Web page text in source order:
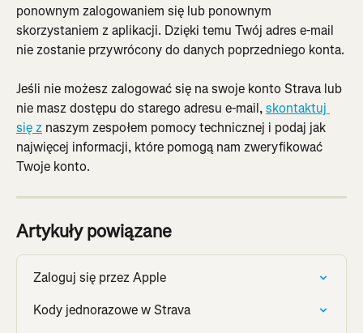
ponownym zalogowaniem się lub ponownym
skorzystaniem z aplikacji. Dzięki temu Twój adres e-mail
nie zostanie przywrócony do danych poprzedniego konta.
Jeśli nie możesz zalogować się na swoje konto Strava lub
nie masz dostępu do starego adresu e-mail, skontaktuj
się z naszym zespołem pomocy technicznej i podaj jak
najwięcej informacji, które pomogą nam zweryfikować
Twoje konto.
Artykuły powiązane
Zaloguj się przez Apple
Kody jednorazowe w Strava